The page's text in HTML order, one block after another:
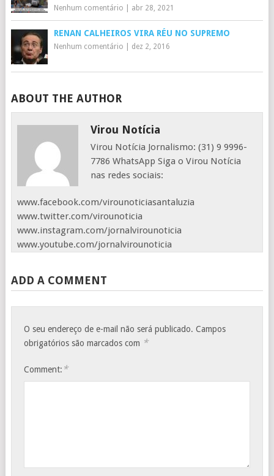
Nenhum comentário abr 28, 2021
RENAN CALHEIROS VIRA RÉU NO SUPREMO
Nenhum comentário dez 2, 2016
ABOUT THE AUTHOR
Virou Notícia
Virou Notícia Jornalismo: (31) 9 9996-
7786 WhatsApp Siga o Virou Notícia
nas redes sociais:
www.facebook.com/virounoticiasantaluzia
www.twitter.com/virounoticia
www.instagram.com/jornalvirounoticia
www.youtube.com/jornalvirounoticia
ADD A COMMENT
O seu endereço de e-mail não será publicado. Campos
obrigatórios são marcados com *
Comment: *